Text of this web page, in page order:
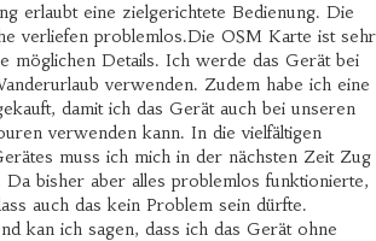
erlaubt eine zielgerichtete Bedienung. Die
verliefen problemlos.Die OSM Karte ist sehr
möglichen Details. Ich werde das Gerät bei
verwenden. Zudem habe ich eine
damit ich das Gerät auch bei unseren
verwenden kann. In die vielfältigen
muss ich mich in der nächsten Zeit Zug
Da bisher aber alles problemlos funktionierte,
auch das kein Problem sein dürfte.
kan ich sagen, dass ich das Gerät ohne